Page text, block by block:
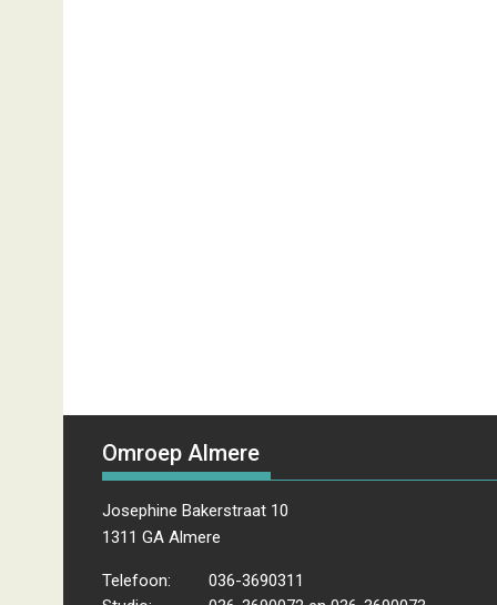
Omroep Almere
Josephine Bakerstraat 10
1311 GA Almere
Telefoon:
036-3690311